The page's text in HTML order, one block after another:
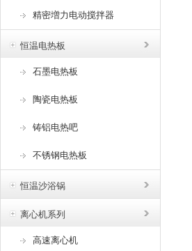
精密増力电动搅拌器
恒温电热板
石墨电热板
陶瓷电热板
铸铝电热吧
不锈钢电热板
恒温沙浴锅
离心机系列
高速离心机